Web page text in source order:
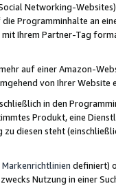
Networking-
Programminhalte an
Ihrem Partner-Tag
auf einer Amazon-
von Ihrer
in den
Produkt, eine
diesen steht
Markenrichtlinien definiert)
zwecks Nutzung in einer